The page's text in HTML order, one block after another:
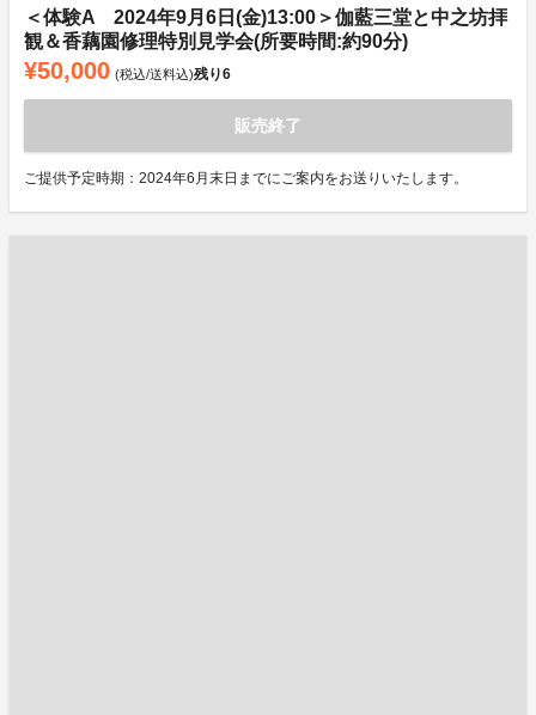
＜体験A 2024年9月6日(金)13:00＞伽藍三堂と中之坊拝
観＆香藕園修理特別見学会(所要時間:約90分)
¥50,000 (税込/送料込)残り6
販売終了
ご提供予定時期：2024年6月末日までにご案内をお送りいたします。